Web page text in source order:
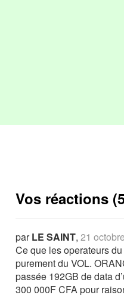
Vos réactions
parLE SAINT,21
Ce que les operateurs
purement du VOL.
passée 192GB de data
300 000F CFA pour